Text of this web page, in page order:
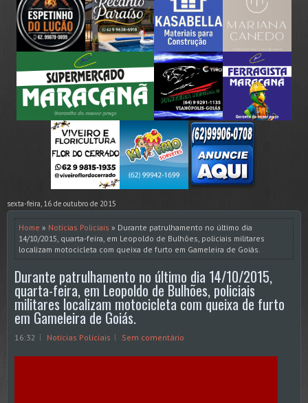
sexta-feira, 16 de outubro de 2015
Home » Noticias Policiais » Durante patrulhamento no último dia
14/10/2015, quarta-feira, em Leopoldo de Bulhões, policiais militares
localizam motocicleta com queixa de furto em Gameleira de Goiás.
Durante patrulhamento no último dia 14/10/2015,
quarta-feira, em Leopoldo de Bulhões, policiais
militares localizam motocicleta com queixa de furto
em Gameleira de Goiás.
16:32 Noticias Policiais Sem comentário